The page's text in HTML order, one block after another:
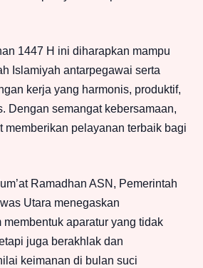
1447 H ini diharapkan mampu
Islamiyah antarpegawai serta
kerja yang harmonis, produktif,
Dengan semangat kebersamaan,
memberikan pelayanan terbaik bagi
Ramadhan ASN, Pemerintah
Utara menegaskan
membentuk aparatur yang tidak
juga berakhlak dan
keimanan di bulan suci